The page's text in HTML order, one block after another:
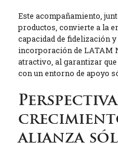
Este acompañamiento,
productos, convierte a la
capacidad de fidelización
incorporación de LATAM
atractivo, al garantizar
con un entorno de apoyo
alianza